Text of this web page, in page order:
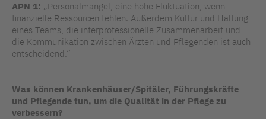
APN 1: „Personalmangel, eine hohe Fluktuation, wenn
finanzielle Ressourcen fehlen. Außerdem Kultur und Haltung
eines Teams, die interprofessionelle Zusammenarbeit und
die Kommunikation zwischen Ärzten und Pflegenden ist auch
entscheidend.“
Was können Krankenhäuser/Spitäler, Führungskräfte
und Pflegende tun, um die Qualität in der Pflege zu
verbessern?